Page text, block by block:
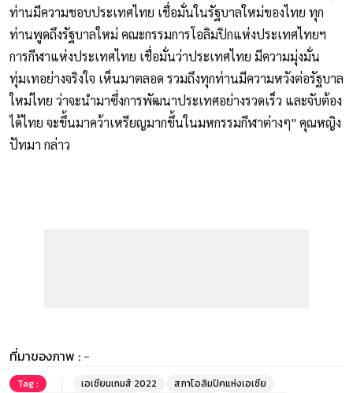
ท่านมีความชอบประเทศไทย เชื่อมั่นในรัฐบาลใหม่ของไทย ทุก
ท่านพูดถึงรัฐบาลใหม่ คณะกรรมการโอลิมปิกแห่งประเทศไทยฯ
การกีฬาแห่งประเทศไทย เชื่อมั่นว่าประเทศไทย มีความมุ่งมั่น
ทุ่มเทอย่างจริงใจ เห็นมาตลอด รวมถึงทุกท่านมีความหวังต่อรัฐบาล
ใหม่ไทย ว่าจะนำมาซึ่งการพัฒนาประเทศอย่างรวดเร็ว และจับต้อง
ได้ไทย จะขึ้นมาคว้าเหรียญมากขึ้นในมหกรรมกีฬาต่างๆ" คุณหญิง
ปัทมา กล่าว
ที่มาของภาพ : -
Tag : เอเชียนเกมส์ 2022
สภาโอลิมปิคแห่งเอเชีย